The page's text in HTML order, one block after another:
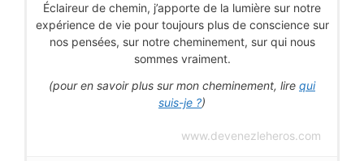
Éclaireur de chemin, j’apporte de la lumière sur notre
expérience de vie pour toujours plus de conscience sur
nos pensées, sur notre cheminement, sur qui nous
sommes vraiment.
(pour en savoir plus sur mon cheminement, lire qui
suis-je ?)
www.devenezleheros.com